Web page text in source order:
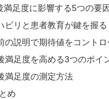
満足度に影響する5つの要因
ビリと患者教育が鍵を握る
の説明で期待値をコント
満足度を高める3つのポイ
満足度の測定方法
め